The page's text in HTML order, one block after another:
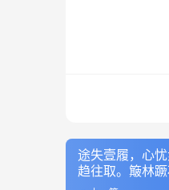
途失壹履，心
趋往取。簸林
析